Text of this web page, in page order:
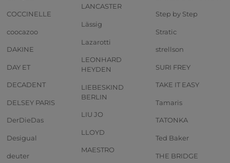
COCCINELLE
coocazoo
DAKINE
DAY ET
DECADENT
DELSEY PARIS
DerDieDas
Desigual
deuter
LANCASTER
Lässig
Lazarotti
LEONHARD
HEYDEN
LIEBESKIND
BERLIN
LIU JO
LLOYD
MAESTRO
Step by Step
Stratic
strellson
SURI FREY
TAKE IT EASY
Tamaris
TATONKA
Ted Baker
THE BRIDGE